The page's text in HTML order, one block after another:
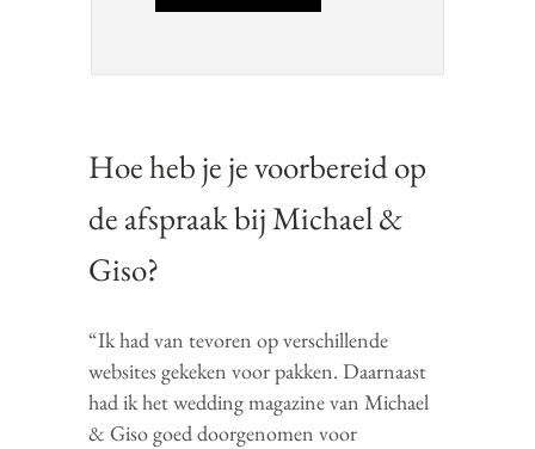
Hoe heb je je voorbereid op
de afspraak bij Michael &
Giso?
“Ik had van tevoren op verschillende
websites gekeken voor pakken. Daarnaast
had ik het wedding magazine van Michael
& Giso goed doorgenomen voor